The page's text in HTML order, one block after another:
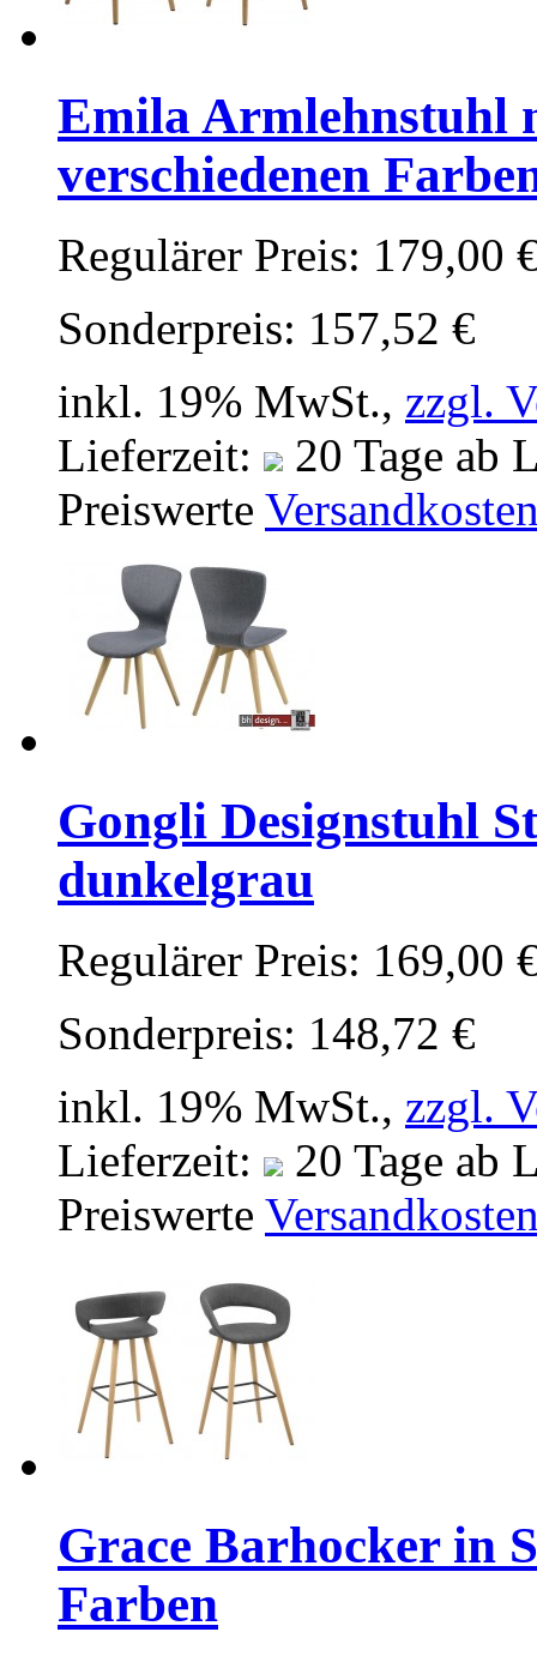
Emila Armlehnstuhl
verschiedenen
Regulärer Preis: 179,00
Sonderpreis: 157,52 €
inkl. 19% MwSt., zzgl.
Lieferzeit:
20 Tage ab
Preiswerte
Gongli Designstuhl
dunkelgrau
Regulärer Preis: 169,00
Sonderpreis: 148,72 €
inkl. 19% MwSt., zzgl.
Lieferzeit:
20 Tage ab
Preiswerte
Grace Barhocker in
Farben